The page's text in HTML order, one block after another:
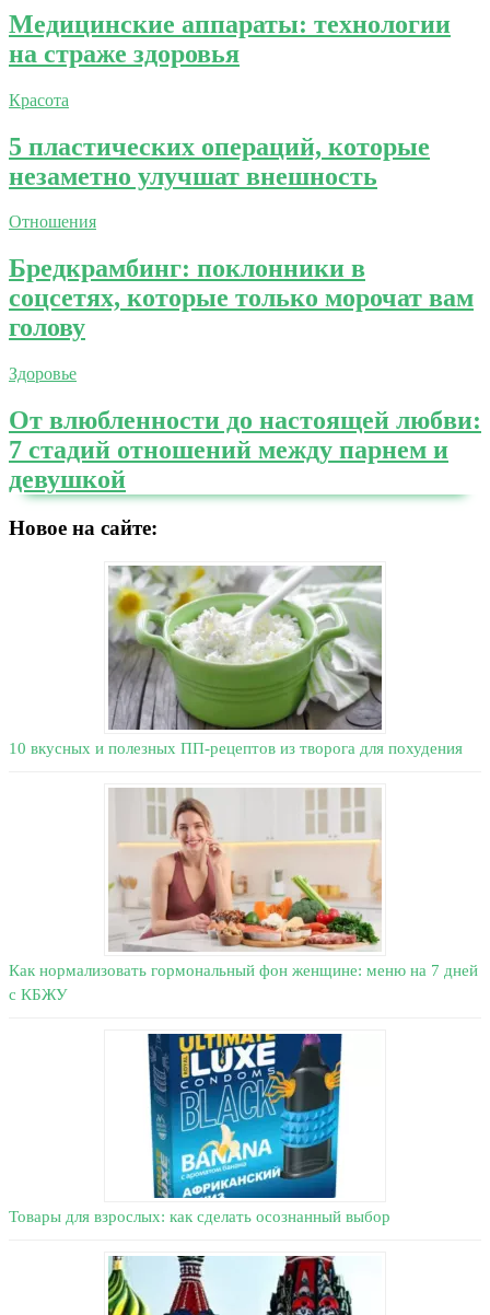
Медицинские аппараты: технологии
на страже здоровья
Красота
5 пластических операций, которые
незаметно улучшат внешность
Отношения
Бредкрамбинг: поклонники в
соцсетях, которые только морочат вам
голову
Здоровье
От влюбленности до настоящей любви:
7 стадий отношений между парнем и
девушкой
Новое на сайте:
10 вкусных и полезных ПП-рецептов из творога для похудения
Как нормализовать гормональный фон женщине: меню на 7 дней
с КБЖУ
Товары для взрослых: как сделать осознанный выбор